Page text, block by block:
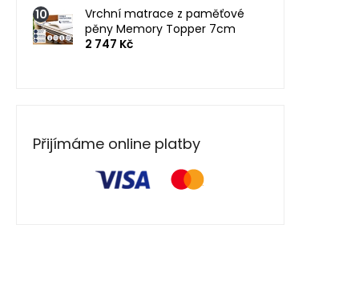
Vrchní matrace z paměťové
pěny Memory Topper 7cm
2 747 Kč
Přijímáme online platby